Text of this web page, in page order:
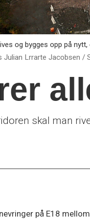
og bygges opp på
Julian Lrrarte Jacobsen /
skal man
på E18